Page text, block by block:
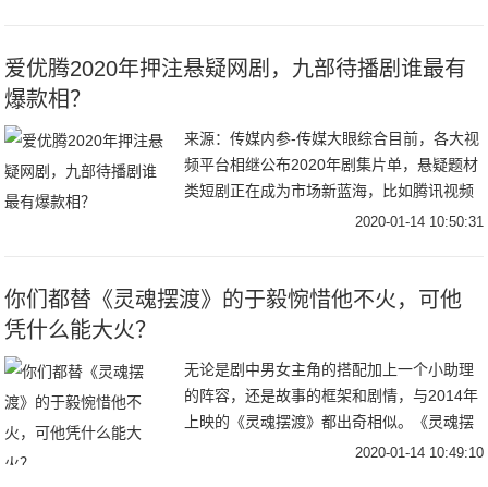
爱优腾2020年押注悬疑网剧，九部待播剧谁最有
爆款相？
来源：传媒内参-传媒大眼综合目前，各大视
频平台相继公布2020年剧集片单，悬疑题材
类短剧正在成为市场新蓝海，比如腾讯视频
V视界大会公布了一部体量较小、仅16集的
2020-01-14 10:50:31
你们都替《灵魂摆渡》的于毅惋惜他不火，可他
凭什么能大火？
无论是剧中男女主角的搭配加上一个小助理
的阵容，还是故事的框架和剧情，与2014年
上映的《灵魂摆渡》都出奇相似。《灵魂摆
渡》中的九天玄女“王小娅”和作为“容器”的存
2020-01-14 10:49:10